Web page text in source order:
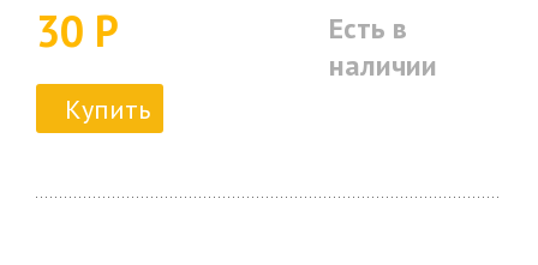
30 Р
Есть в
наличии
Купить